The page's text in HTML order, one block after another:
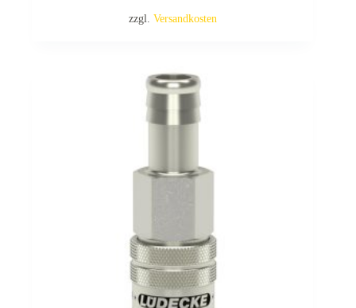
zzgl. Versandkosten